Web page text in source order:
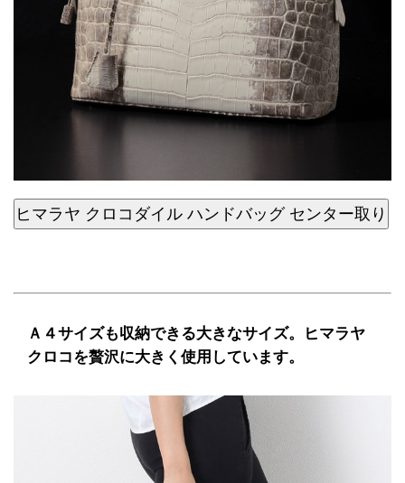
ヒマラヤ クロコダイル ハンドバッグ センター取り
Ａ４サイズも収納できる大きなサイズ。ヒマラヤ
クロコを贅沢に大きく使用しています。